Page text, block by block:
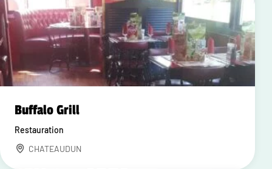
Buffalo Grill
Restauration
CHATEAUDUN